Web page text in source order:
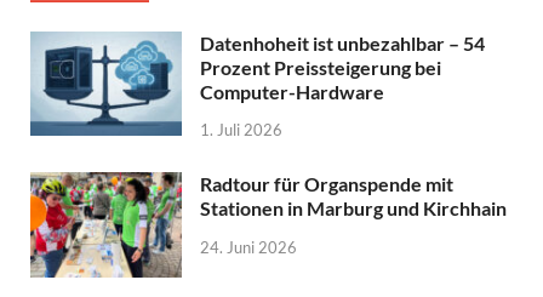
Datenhoheit ist unbezahlbar – 54
Prozent Preissteigerung bei
Computer-Hardware
1. Juli 2026
Radtour für Organspende mit
Stationen in Marburg und Kirchhain
24. Juni 2026